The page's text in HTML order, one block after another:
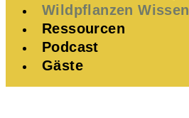
Wildpflanzen Wissen ​
Ressourcen
Podcast
Gäste